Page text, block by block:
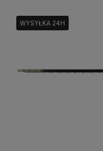
WYSYŁKA 24H
WYSYŁKA 24H
WYSYŁKA 24H